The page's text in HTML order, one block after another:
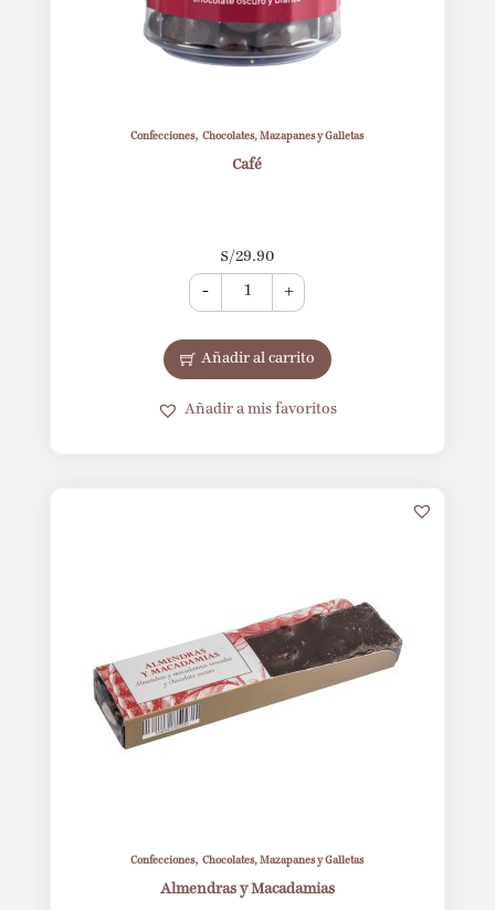
Confecciones,Chocolates, Mazapanes y Galletas
Café
S/29.90
- +
Añadir al carrito
Añadir a mis favoritos
Confecciones,Chocolates, Mazapanes y Galletas
Almendras y Macadamias